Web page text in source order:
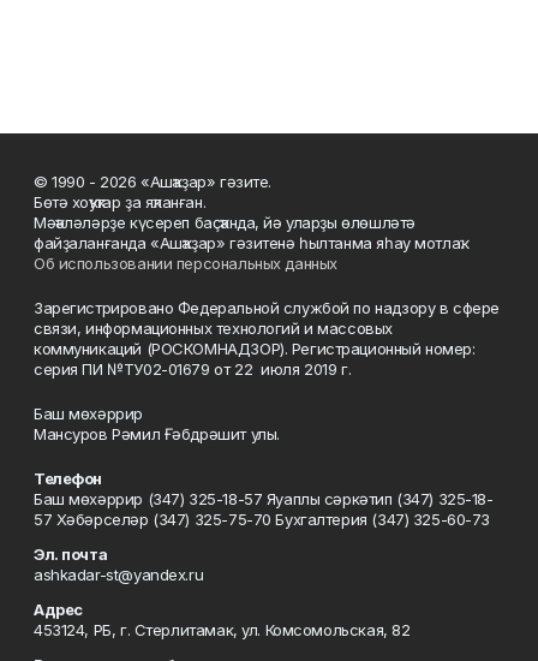
© 1990 - 2026 «Ашҡаҙар» гәзите.
Бөтә хоҡуҡтар ҙа яҡланған.
Мәҡәләләрҙе күсереп баҫҡанда, йә уларҙы өлөшләтә
файҙаланғанда «Ашҡаҙар» гәзитенә һылтанма яһау мотлаҡ.
Об использовании персональных данных
Зарегистрировано Федеральной службой по надзору в сфере
связи, информационных технологий и массовых
коммуникаций (РОСКОМНАДЗОР). Регистрационный номер:
серия ПИ №ТУ02-01679 от 22 июля 2019 г.
Баш мөхәррир
Мансуров Рәмил Ғәбдрәшит улы.
Телефон
Баш мөхәррир (347) 325-18-57 Яуаплы сәркәтип (347) 325-18-
57 Хәбәрселәр (347) 325-75-70 Бухгалтерия (347) 325-60-73
Эл. почта
ashkadar-st@yandex.ru
Адрес
453124, РБ, г. Стерлитамак, ул. Комсомольская, 82